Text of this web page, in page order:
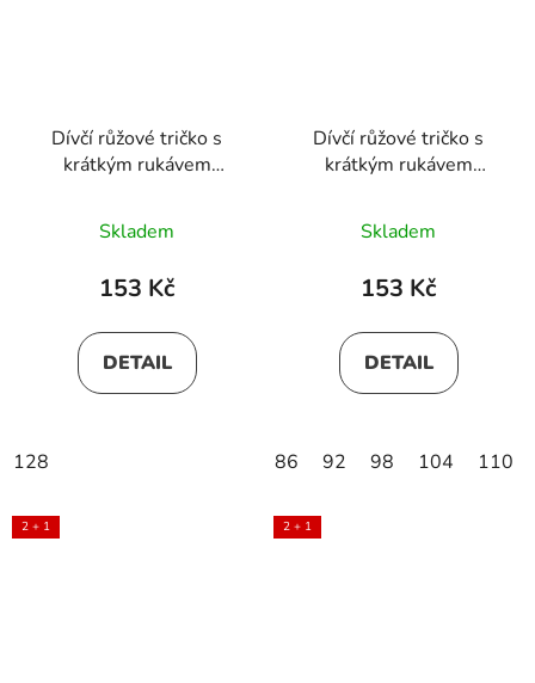
Dívčí růžové tričko s
krátkým rukávem
Skladem
153 Kč
DETAIL
128
Dívčí růžové tričko s
krátkým rukávem
Skladem
153 Kč
DETAIL
86 92 98 104 110
2 + 1 2 + 1